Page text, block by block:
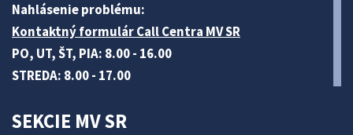
Nahlásenie problému:
Kontaktný formulár Call Centra MV SR
PO, UT, ŠT, PIA: 8.00 - 16.00
STREDA: 8.00 - 17.00
SEKCIE MV SR